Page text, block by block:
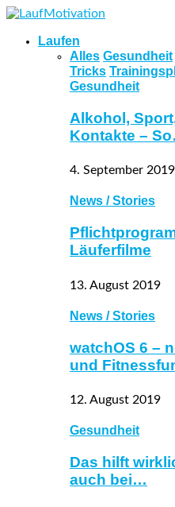
Laufen
Alles Gesundheit
Tricks
Gesundheit
Alkohol,
Kontakte –
4. September 2019
News / Stories
Läuferfilme
13. August 2019
News / Stories
watchOS 6 –
und
12. August 2019
Gesundheit
Das hilft
auch bei…